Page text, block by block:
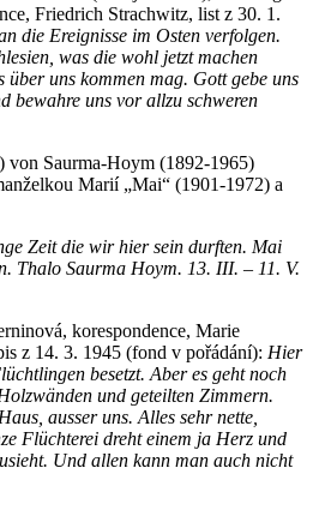
Friedrich Strachwitz, list z 30. 1.
die Ereignisse im Osten verfolgen.
was die wohl jetzt machen
über uns kommen mag. Gott gebe uns
bewahre uns vor allzu schweren
von Saurma-Hoym (1892-1965)
Marií „Mai“ (1901-1972) a
Zeit die wir hier sein durften. Mai
Thalo Saurma Hoym. 13. III. – 11. V.
korespondence, Marie
z 14. 3. 1945 (fond v pořádání): Hier
besetzt. Aber es geht noch
und geteilten Zimmern.
ausser uns. Alles sehr nette,
Flüchterei dreht einem ja Herz und
Und allen kann man auch nicht